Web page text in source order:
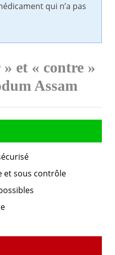
qui n’a pas
et « contre »
Assam
et sous contrôle